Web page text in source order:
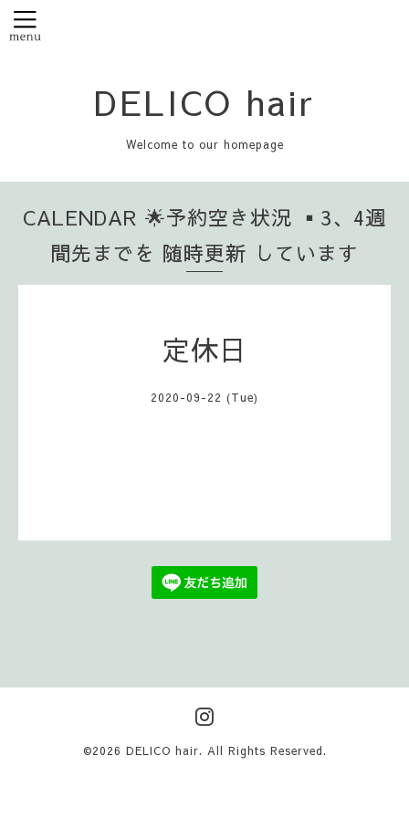
DELICO hair
Welcome to our homepage
CALENDAR 🌟予約空き状況 ▪️3、4週
間先までを 随時更新 しています
定休日
2020-09-22 (Tue)
©2026 DELICO hair. All Rights Reserved.